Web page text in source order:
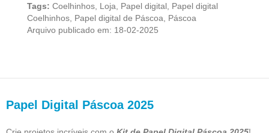
Tags: Coelhinhos Loja Papel digital Papel digital
Coelhinhos Papel digital de Páscoa
Páscoa
Arquivo publicado em: 18-02-2025
Papel Digital Páscoa 2025